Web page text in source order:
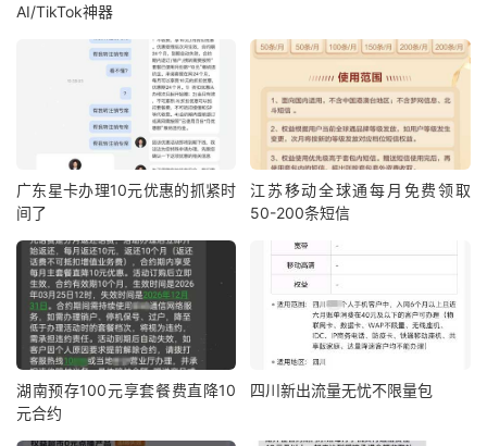
AI/TikTok神器
广东星卡办理10元优惠的抓紧时
间了
江苏移动全球通每月免费领取
50-200条短信
湖南预存100元享套餐费直降10
元合约
四川新出流量无忧不限量包